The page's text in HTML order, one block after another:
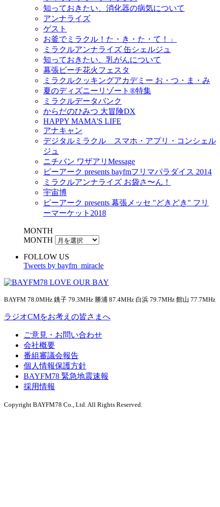
知っておきたい、消化器の病気について
アンナライズ
ゲスト
お釜でミラクル！た・き・た・て！」
ミラクルアンナライズ 缶シェルジュ
知っておきたい、乳がんについて
幕張ビーチ花火フェスタ
ミラクルクッキングアカデミー お・つ・ま・み
夏のディズニーリゾート®特集
ミラクルデータバンク
からだのひみつ 大冒険DX
HAPPY MAMA'S LIFE
アナキャン
デジタルミラクル スマホ・アプリ・コンシェル
ジュ
ニチバン ワザアリMessage
ピーアーク presents bayfmフリマパラダイス 2014
ミラクルアンナライズ お袋さ〜ん！
宇宙博
ピーアーク presents 幕張メッセ "どきどき" フリ
ーマーケット2018
MONTH
MONTH
FOLLOW US
Tweets by bayfm_miracle
BAYFM 78.0MHz 銚子 79.3MHz 勝浦 87.4MHz 白浜 79.7MHz 館山 77.7MHz
ラジオCMをお考えの皆さまへ
ご意見・お問い合わせ
会社概要
番組審議会報告
個人情報保護方針
BAYFM78 緊急地震速報
採用情報
Copyright BAYFM78 Co., Ltd. All Rights Reserved.